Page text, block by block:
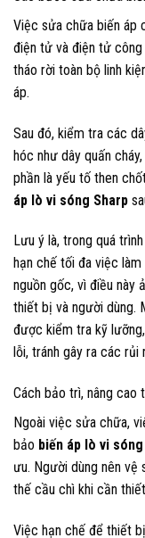
Việc sửa chữa biến áp
điện tử và điện tử công
tháo rời toàn bộ linh
áp.
Sau đó, kiểm tra các
hóc như dây quấn
phần là yếu tố then
áp lò vi sóng Sharp
Lưu ý là, trong quá
hạn chế tối đa việc
nguồn gốc, vì điều này
thiết bị và người dùng.
được kiểm tra kỹ
lỗi, tránh gây ra các rủi
Cách bảo trì, nâng cao
Ngoài việc sửa chữa,
bảo biến áp lò vi
ưu. Người dùng nên vệ
thế cầu chì khi cần
Việc hạn chế để thiết